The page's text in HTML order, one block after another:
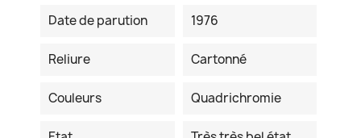
Date de parution 1976
Reliure Cartonné
Couleurs Quadrichromie